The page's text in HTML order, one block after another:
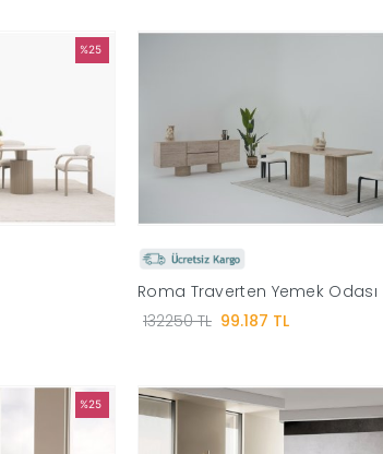
%25
Roma Traverten Yemek Odası
132250 TL 99.187 TL
%25